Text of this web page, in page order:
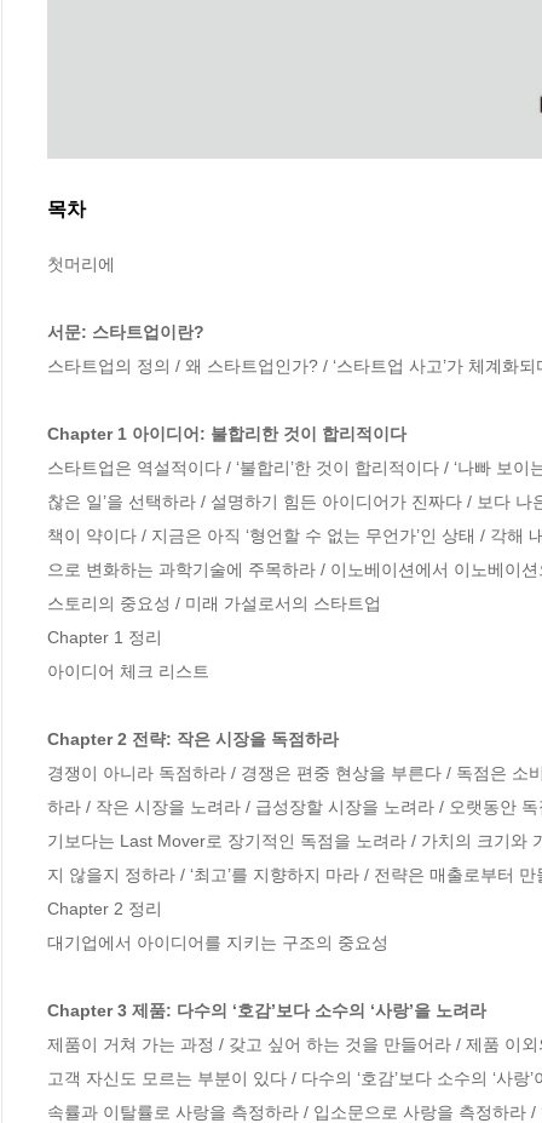
목차
첫머리에
서문: 스타트업이란?
스타트업의 정의 / 왜 스타트업인가? / ‘스타트업 사고’가 체계화
Chapter 1 아이디어: 불합리한 것이 합리적이다
스타트업은 역설적이다 / ‘불합리’한 것이 합리적이다 / ‘나빠 보
찮은 일’을 선택하라 / 설명하기 힘든 아이디어가 진짜다 / 보다
책이 약이다 / 지금은 아직 ‘형언할 수 없는 무언가’인 상태 / 각
으로 변화하는 과학기술에 주목하라 / 이노베이션에서 이노베이
스토리의 중요성 / 미래 가설로서의 스타트업
Chapter 1 정리
아이디어 체크 리스트
Chapter 2 전략: 작은 시장을 독점하라
경쟁이 아니라 독점하라 / 경쟁은 편중 현상을 부른다 / 독점은 소
하라 / 작은 시장을 노려라 / 급성장할 시장을 노려라 / 오랫동안
기보다는 Last Mover로 장기적인 독점을 노려라 / 가치의 크기와
지 않을지 정하라 / ‘최고’를 지향하지 마라 / 전략은 매출로부터 만
Chapter 2 정리
대기업에서 아이디어를 지키는 구조의 중요성
Chapter 3 제품: 다수의 ‘호감’보다 소수의 ‘사랑’을 노려라
제품이 거쳐 가는 과정 / 갖고 싶어 하는 것을 만들어라 / 제품 이
고객 자신도 모르는 부분이 있다 / 다수의 ‘호감’보다 소수의 ‘사
속률과 이탈률로 사랑을 측정하라 / 입소문으로 사랑을 측정하라